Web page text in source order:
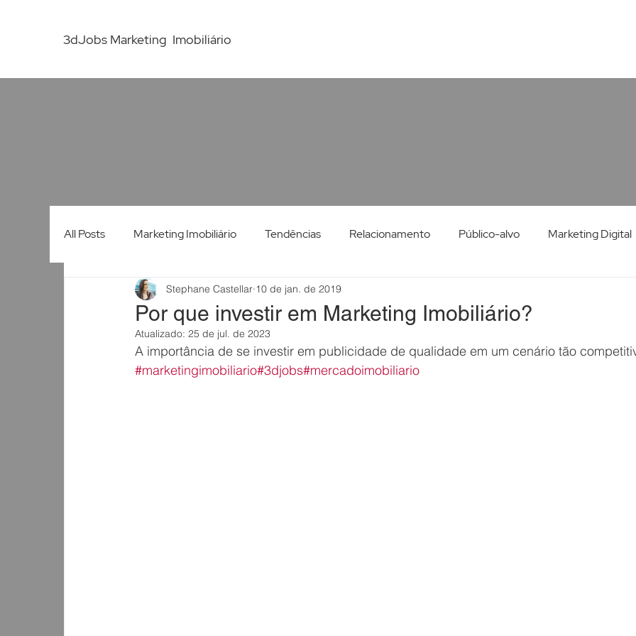
3dJobs Marketing Imobiliário
All Posts Marketing Imobiliário Tendências Relacionamento Público-alvo Marketing Digital
Comportamento do Consumidor Marketing Para Imobiliária
Por que investir em Marketing Imobiliário?
Stephane Castellar 10 de jan. de 2019
Atualizado:25 de jul. de 2023
A importância de se investir em publicidade de qualidade em um cenário tão
#marketingimobiliario#3djobs#mercadoimobiliario